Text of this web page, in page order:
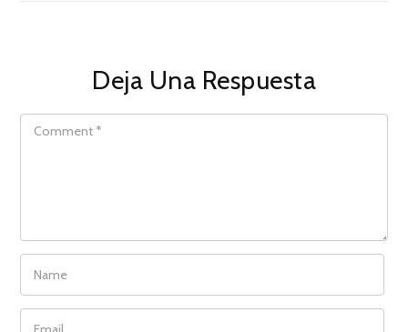
Deja Una Respuesta
COMMENT
NAME
EMAIL